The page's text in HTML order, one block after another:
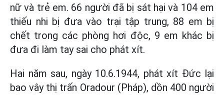
nữ và trẻ em. 66 người đã bị sát hại và 104 em
thiếu nhi bị đưa vào trại tập trung, 88 em bị
chết trong các phòng hơi độc, 9 em khác bị
đưa đi làm tay sai cho phát xít.
Hai năm sau, ngày 10.6.1944, phát xít Đức lại
bao vây thị trấn Oradour (Pháp), dồn 400 người